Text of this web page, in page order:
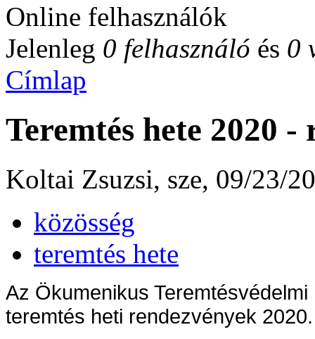
Online felhasználók
Jelenleg 0 felhasználó és 0
Címlap
Teremtés hete 2020 -
Koltai Zsuzsi, sze, 09/23/
közösség
teremtés hete
Az Ökumenikus
teremtés heti rendezvények